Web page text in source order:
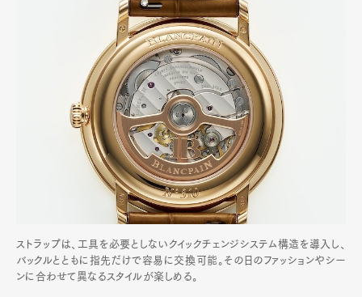
ストラップは、工具を必要としないクイックチェンジシステム構造を導入し、
バックルとともに指先だけで容易に交換可能。その日のファッションやシー
ンに合わせて異なるスタイルが楽しめる。